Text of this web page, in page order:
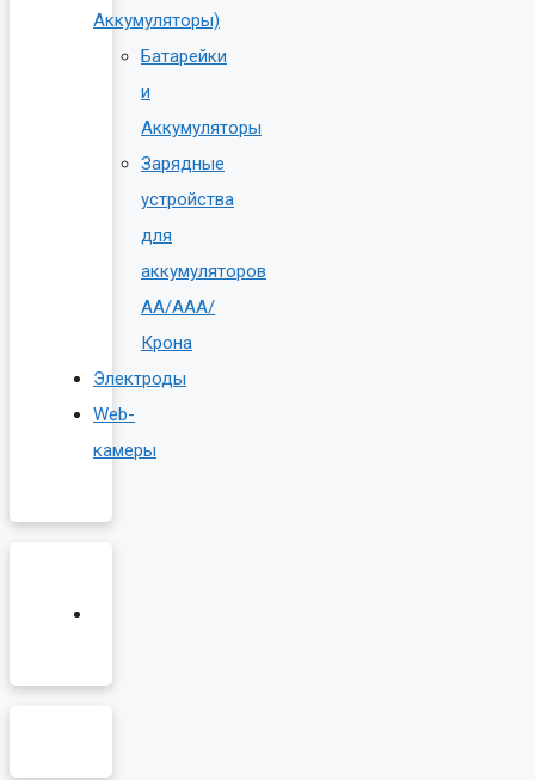
Аккумуляторы)
Батарейки
и
Аккумуляторы
Зарядные
устройства
для
аккумуляторов
AA/AAA/
Крона
Электроды
Web-
камеры